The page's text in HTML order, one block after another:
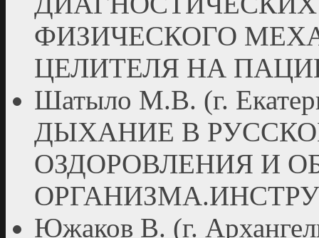
ФИЗИЧЕСКОГО
ЦЕЛИТЕЛЯ НА
Шатыло М.В. (г.
ДЫХАНИЕ В
ОЗДОРОВЛЕНИЯ И
Южаков В. (г.